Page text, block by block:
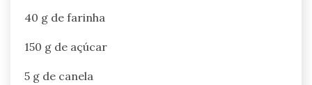
40 g de farinha
150 g de açúcar
5 g de canela